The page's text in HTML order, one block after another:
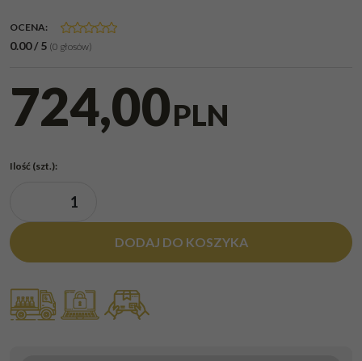
OCENA:
0.00/5 (0 głosów)
724,00PLN
Ilość (szt.):
DODAJ DO KOSZYKA